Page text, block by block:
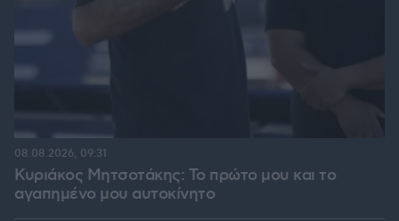
Κυριάκος Μητσοτάκης: Το πρώτο μου και το
αγαπημένο μου αυτοκίνητο
08.08.2026, 09:31